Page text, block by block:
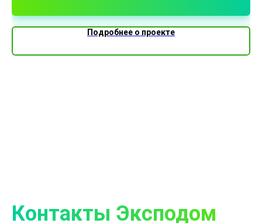
Подробнее о проекте
Контакты Эксподом